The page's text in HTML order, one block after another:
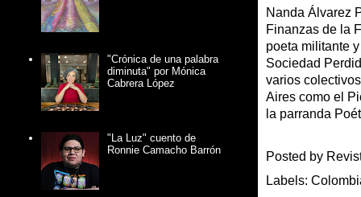
Nanda Álvarez
Finanzas de la
poeta militante
Sociedad
varios
Aires como el
la parranda
Posted by
Labels:
"Crónica de una palabra
diminuta" por Mónica
Cabrera López
"La Luz" cuento de
Ronnie Camacho Barrón